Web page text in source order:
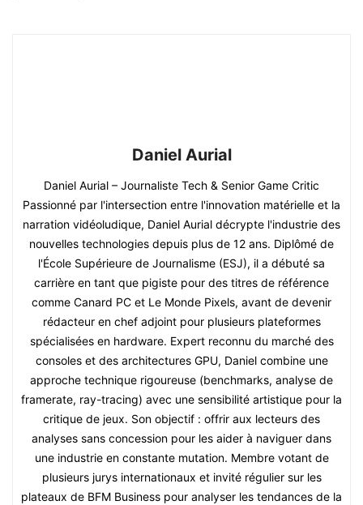
Daniel Aurial
Daniel Aurial – Journaliste Tech & Senior Game Critic
Passionné par l'intersection entre l'innovation matérielle et la
narration vidéoludique, Daniel Aurial décrypte l'industrie des
nouvelles technologies depuis plus de 12 ans. Diplômé de
l'École Supérieure de Journalisme (ESJ), il a débuté sa
carrière en tant que pigiste pour des titres de référence
comme Canard PC et Le Monde Pixels, avant de devenir
rédacteur en chef adjoint pour plusieurs plateformes
spécialisées en hardware. Expert reconnu du marché des
consoles et des architectures GPU, Daniel combine une
approche technique rigoureuse (benchmarks, analyse de
framerate, ray-tracing) avec une sensibilité artistique pour la
critique de jeux. Son objectif : offrir aux lecteurs des
analyses sans concession pour les aider à naviguer dans
une industrie en constante mutation. Membre votant de
plusieurs jurys internationaux et invité régulier sur les
plateaux de BFM Business pour analyser les tendances de la